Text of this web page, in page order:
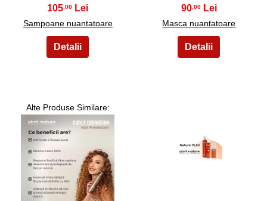
105 ,00
Sampoane nuantatoare
90,00
Masca nuantatoare
Alte Produse Similare:
5
6